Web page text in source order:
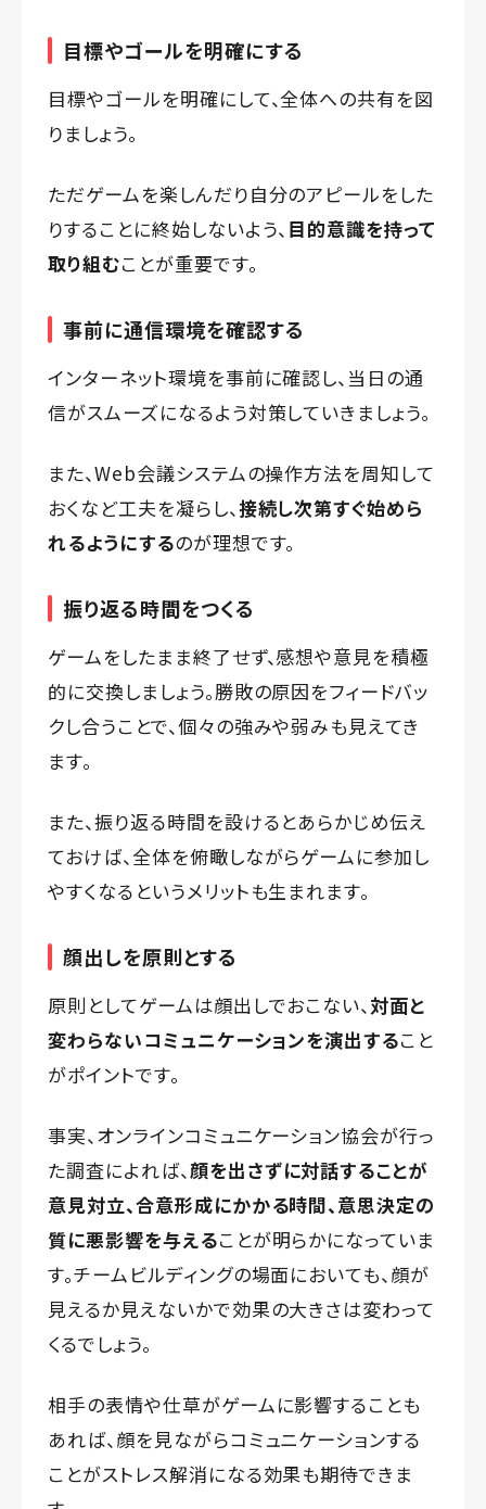
目標やゴールを明確にする
目標やゴールを明確にして、全体への共有を図
りましょう。
ただゲームを楽しんだり自分のアピールをした
りすることに終始しないよう、 目的意識を持って
取り組むことが重要です。
事前に通信環境を確認する
インターネット環境を事前に確認し、当日の通
信がスムーズになるよう対策していきましょう。
また、Web会議システムの操作方法を周知して
おくなど工夫を凝らし、接続し次第すぐ始めら
れるようにするのが理想です。
振り返る時間をつくる
ゲームをしたまま終了せず、感想や意見を積極
的に交換しましょう。勝敗の原因をフィードバッ
クし合うことで、個々の強みや弱みも見えてき
ます。
また、振り返る時間を設けるとあらかじめ伝え
ておけば、全体を俯瞰しながらゲームに参加し
やすくなるというメリットも生まれます。
顔出しを原則とする
原則としてゲームは顔出しでおこない、対面と
変わらないコミュニケーションを演出すること
がポイントです。
事実、オンラインコミュニケーション協会が行っ
た調査によれば、顔を出さずに対話することが
意見対立、合意形成にかかる時間、意思決定の
質に悪影響を与えることが明らかになっていま
す。チームビルディングの場面においても、顔が
見えるか見えないかで効果の大きさは変わって
くるでしょう。
相手の表情や仕草がゲームに影響することも
あれば、顔を見ながらコミュニケーションする
ことがストレス解消になる効果も期待できま